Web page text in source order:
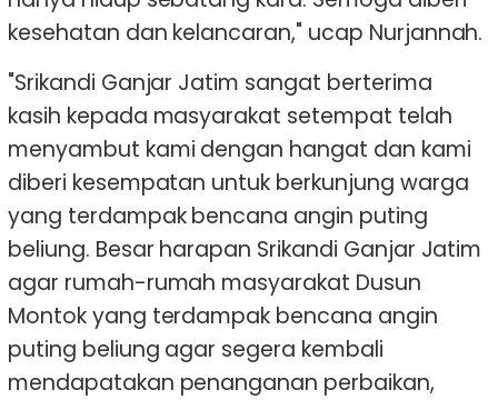
kesehatan dan kelancaran," ucap Nurjannah.
"Srikandi Ganjar Jatim sangat berterima
kasih kepada masyarakat setempat telah
menyambut kami dengan hangat dan kami
diberi kesempatan untuk berkunjung warga
yang terdampak bencana angin puting
beliung. Besar harapan Srikandi Ganjar Jatim
agar rumah-rumah masyarakat Dusun
Montok yang terdampak bencana angin
puting beliung agar segera kembali
mendapatakan penanganan perbaikan,